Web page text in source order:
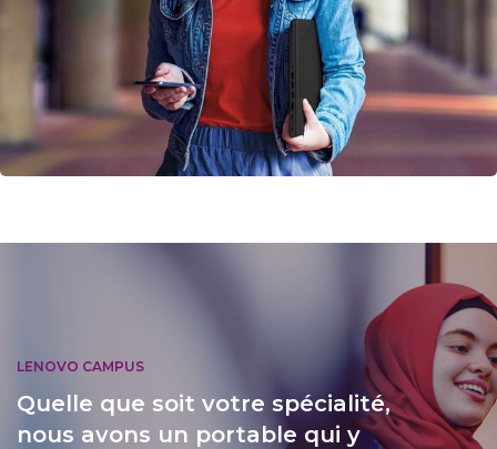
LENOVO CAMPUS
Quelle que soit votre spécialité,
nous avons un portable qui y